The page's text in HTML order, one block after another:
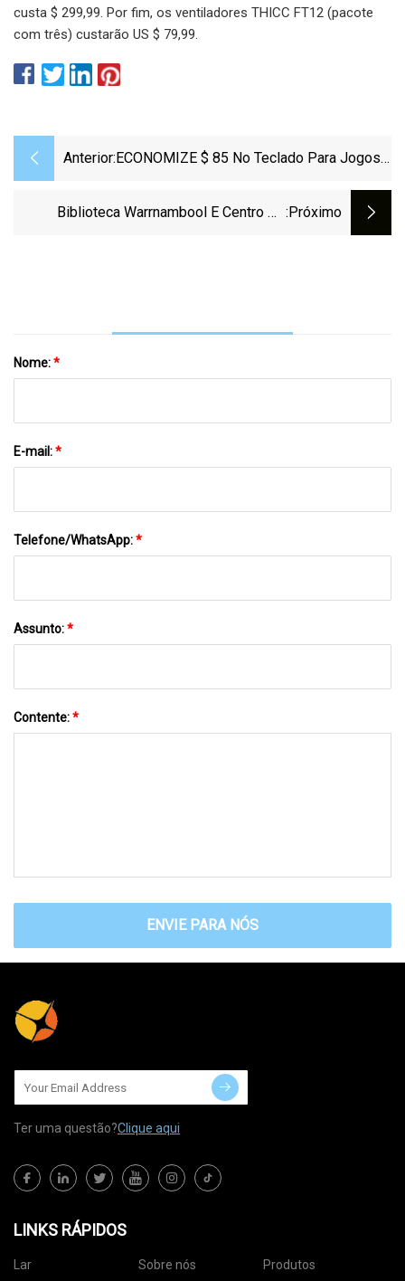
custa $ 299,99. Por fim, os ventiladores THICC FT12 (pacote
com três) custarão US $ 79,99.
Anterior: ECONOMIZE $ 85 No Teclado Para Jogos
Acordo Da Amazon
Biblioteca Warrnambool E Centro De :próximo
Nome:*
E-mail:*
Telefone/WhatsApp:*
Assunto:*
Contente:*
ENVIE PARA NÓS
Ter uma questão?Clique aqui
LINKS RÁPIDOS
Lar Sobre nós Produtos